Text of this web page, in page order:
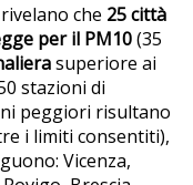
che 25 città
per il PM10(35
superiore ai
stazioni di
peggiori risultano
i limiti consentiti),
Vicenza,